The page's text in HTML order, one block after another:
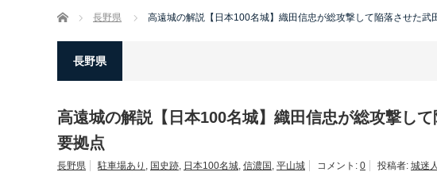
ホーム 長野県 高遠城の解説【日本100名城】織田信忠が総攻撃して陥落させた武
長野県
高遠城の解説【日本100名城】織田信忠が総攻撃し
要拠点
長野県 駐車場あり , 国史跡, 日本100名城, 信濃国 , 平山城 コメント: 0 投稿者: 城迷